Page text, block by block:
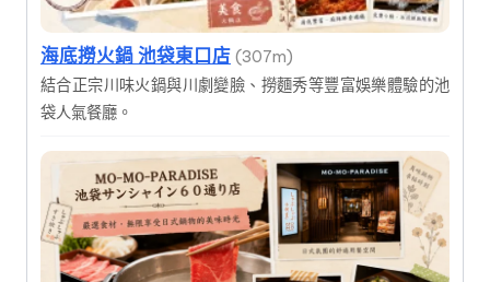
海底撈火鍋 池袋東口店 (307m)
結合正宗川味火鍋與川劇變臉、撈麵秀等豐富娛樂體驗的池
袋人氣餐廳。